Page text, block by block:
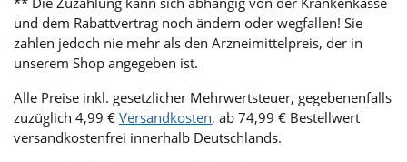
und dem Rabattvertrag noch ändern oder wegfallen! Sie
zahlen jedoch nie mehr als den Arzneimittelpreis, der in
unserem Shop angegeben ist.
Alle Preise inkl. gesetzlicher Mehrwertsteuer, gegebenenfalls
zuzüglich 4,99 € Versandkosten, ab 74,99 € Bestellwert
versandkostenfrei innerhalb Deutschlands.